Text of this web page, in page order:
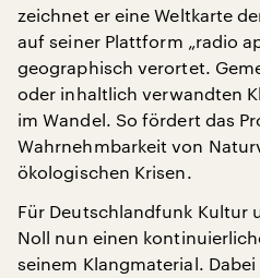
zeichnet er eine Weltkarte
auf seiner Plattform „radio
geographisch verortet.
oder inhaltlich verwandten
im Wandel. So fördert das
Wahrnehmbarkeit von
ökologischen Krisen.
Für Deutschlandfunk Kultur
Noll nun einen
seinem Klangmaterial.